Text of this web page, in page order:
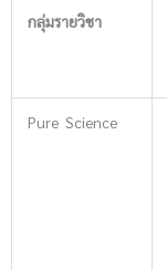
กลุ่มรายวิชา
Pure Science